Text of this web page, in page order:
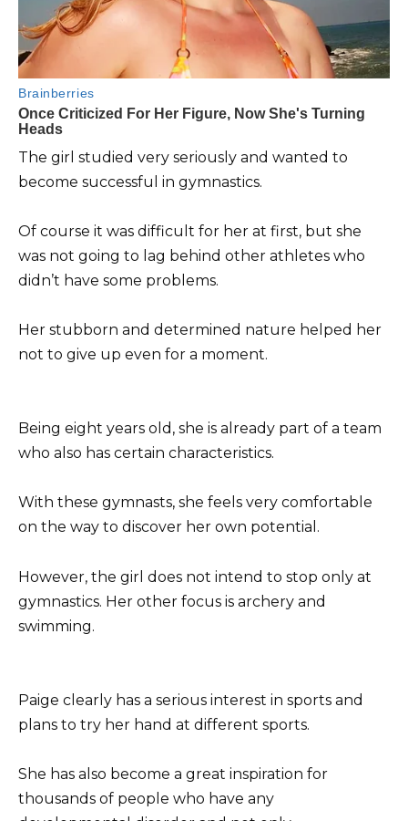
The girl studied very seriously and wanted to
become successful in gymnastics.
Of course it was difficult for her at first, but she
was not going to lag behind other athletes who
didn’t have some problems.
Her stubborn and determined nature helped her
not to give up even for a moment.
Being eight years old, she is already part of a team
who also has certain characteristics.
With these gymnasts, she feels very comfortable
on the way to discover her own potential.
However, the girl does not intend to stop only at
gymnastics. Her other focus is archery and
swimming.
Paige clearly has a serious interest in sports and
plans to try her hand at different sports.
She has also become a great inspiration for
thousands of people who have any